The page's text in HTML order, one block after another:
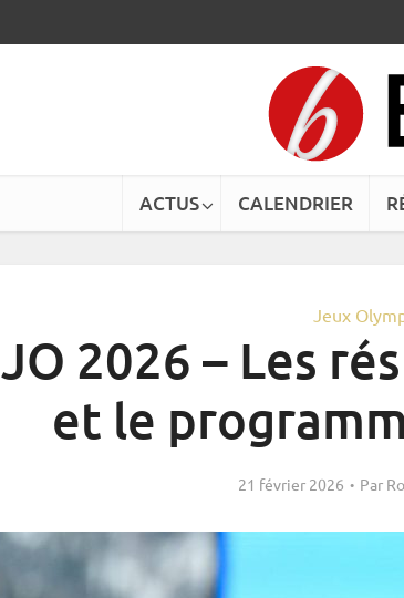
ACTUS CALENDRIER
Jeux
JO 2026 – Les
et le
21 février 2026 Par